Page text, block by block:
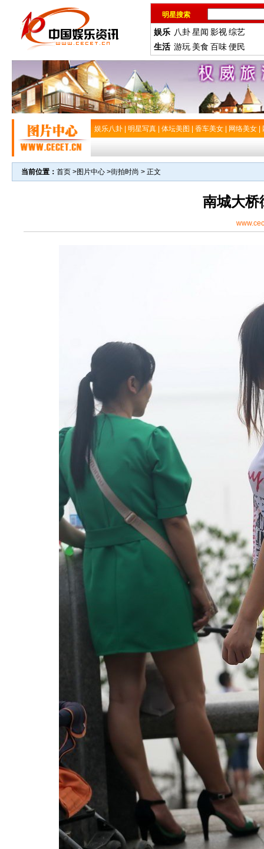
明星搜索
娱乐 八卦星闻 影视综艺
生活 游玩 美食 百味便民
娱乐八卦 明星写真 体坛美图 香车美女 网络美女
当前位置： 首页 >图片中心 >街拍时尚 > 正文
南城大桥